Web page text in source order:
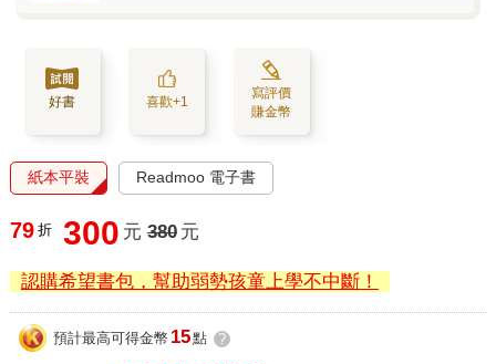
好書 喜歡+1
寫評價
賺金幣
紙本平裝 Readmoo 電子書
79 折 300 元 380 元
認購希望書包，幫助弱勢孩童上學不中斷！
預計最高可得金幣 15點 ?